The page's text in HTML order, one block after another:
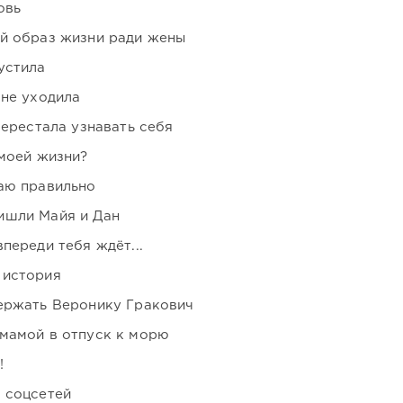
образ жизни ради жены
уходила
узнавать себя
жизни?
правильно
Майя и Дан
тебя ждёт...
Веронику Гракович
в отпуск к морю